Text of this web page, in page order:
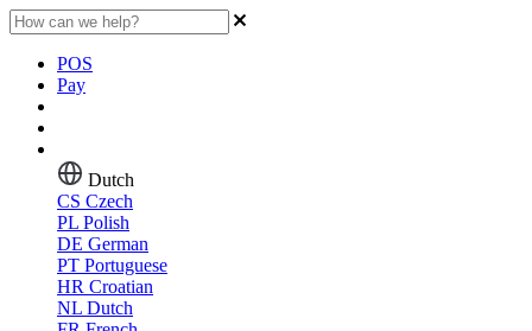
POS
Pay
Dutch
CS Czech
PL Polish
DE German
PT Portuguese
HR Croatian
NL Dutch